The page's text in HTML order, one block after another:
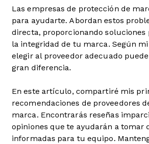
Las empresas de protección de
para ayudarte. Abordan estos
directa, proporcionando soluciones
la integridad de tu marca. Según
elegir al proveedor adecuado
gran diferencia.
En este artículo, compartiré mis
recomendaciones de proveedores
marca. Encontrarás reseñas
opiniones que te ayudarán a tomar
informadas para tu equipo.